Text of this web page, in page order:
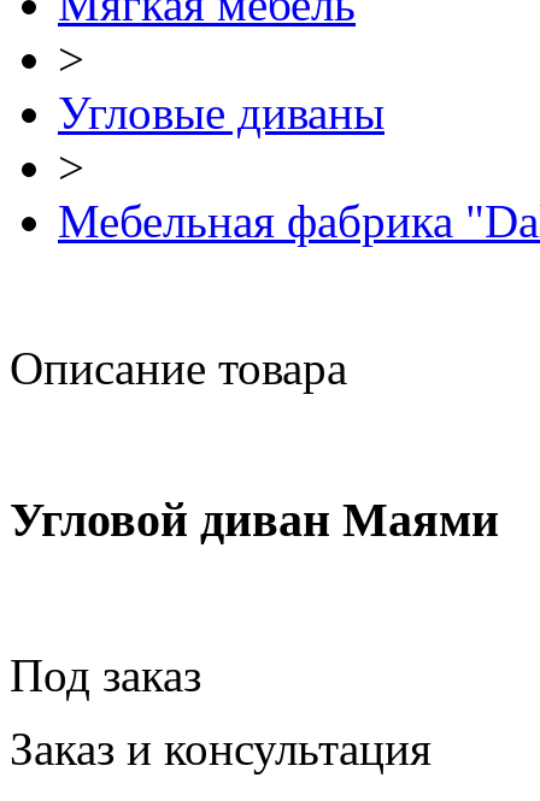
>
Угловые диваны
>
Мебельная фабрика
Описание товара
Угловой диван Маями
Под заказ
Заказ и консультация